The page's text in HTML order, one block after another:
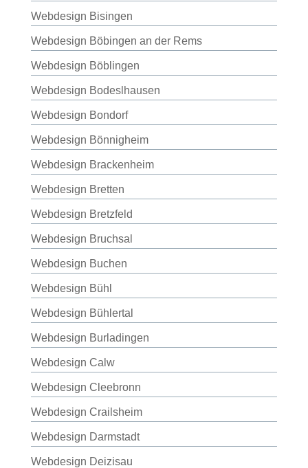
Webdesign Bisingen
Webdesign Böbingen an der Rems
Webdesign Böblingen
Webdesign Bodeslhausen
Webdesign Bondorf
Webdesign Bönnigheim
Webdesign Brackenheim
Webdesign Bretten
Webdesign Bretzfeld
Webdesign Bruchsal
Webdesign Buchen
Webdesign Bühl
Webdesign Bühlertal
Webdesign Burladingen
Webdesign Calw
Webdesign Cleebronn
Webdesign Crailsheim
Webdesign Darmstadt
Webdesign Deizisau